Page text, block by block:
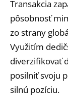
Transakcia
pôsobnosť
zo strany
Využitím
diverzifikovať
posilniť svoju
silnú pozíciu.